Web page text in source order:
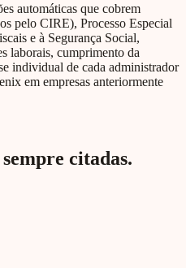
automáticas que cobrem
pelo CIRE), Processo Especial
e à Segurança Social,
laborais, cumprimento da
individual de cada administrador
em empresas anteriormente
citadas.